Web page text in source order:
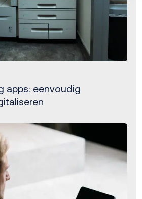
apps: eenvoudig